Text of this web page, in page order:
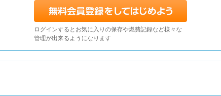
ログインするとお気に入りの保存や燃費記録など様々な
管理が出来るようになります